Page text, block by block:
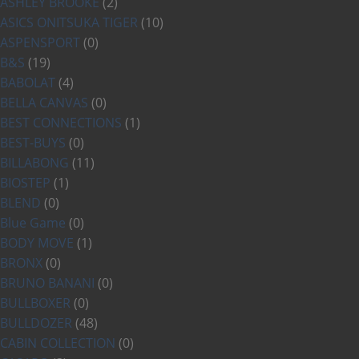
ASICS ONITSUKA TIGER (10)
ASPENSPORT (0)
B&S (19)
BABOLAT (4)
BELLA CANVAS (0)
BEST CONNECTIONS (1)
BEST-BUYS (0)
BILLABONG (11)
BIOSTEP (1)
BLEND (0)
Blue Game (0)
BODY MOVE (1)
BRONX (0)
BRUNO BANANI (0)
BULLBOXER (0)
BULLDOZER (48)
CABIN COLLECTION (0)